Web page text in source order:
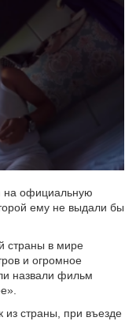
на официальную
ему не выдали бы
страны в мире
и огромное
назвали фильм
из страны, при въезде